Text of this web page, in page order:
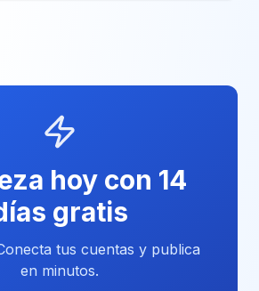
hoy con 14
gratis
tus cuentas y publica
en minutos.